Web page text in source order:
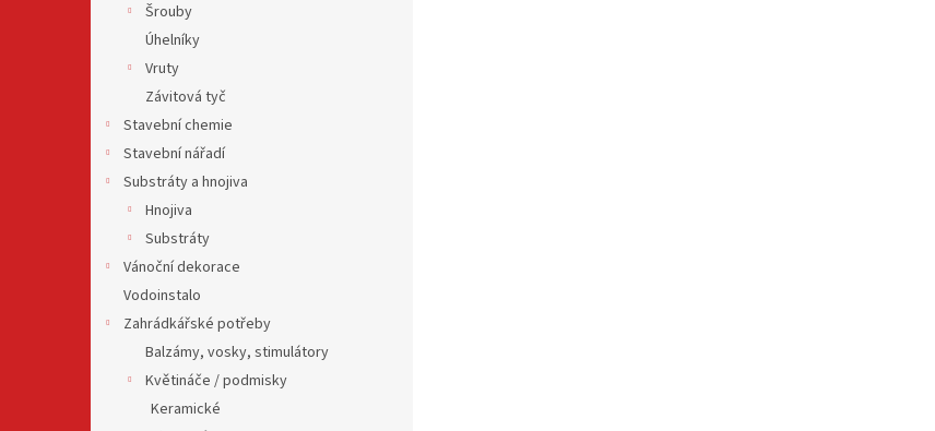
Šrouby
Úhelníky
Vruty
Závitová tyč
Stavební chemie
Stavební nářadí
Substráty a hnojiva
Hnojiva
Substráty
Vánoční dekorace
Vodoinstalo
Zahrádkářské potřeby
Balzámy, vosky, stimulátory
Květináče / podmisky
Keramické